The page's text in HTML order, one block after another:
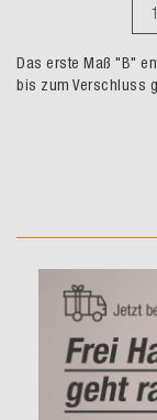
1
Das erste Maß "B"
bis zum Verschluss